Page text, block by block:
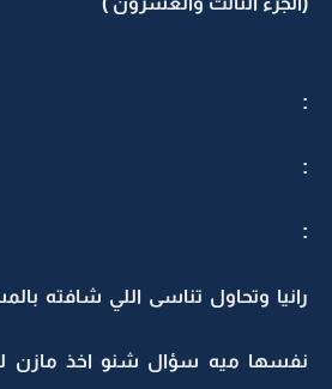
:
:
:
رانيا وتحاول تناسى اللي شافته
نفسها ميه سؤال شنو اخذ مازن